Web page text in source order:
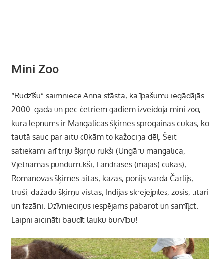
Mini Zoo
“Rudzīšu” saimniece Anna stāsta, ka īpašumu iegādājās
2000. gadā un pēc četriem gadiem izveidoja mini zoo,
kura lepnums ir Mangalicas šķirnes sprogainās cūkas, ko
tautā sauc par aitu cūkām to kažociņa dēļ. Šeit
satiekami arī triju šķirņu rukši (Ungāru mangalica,
Vjetnamas pundurrukši, Landrases (mājas) cūkas),
Romanovas šķirnes aitas, kazas, ponijs vārdā Čarlijs,
truši, dažādu šķirņu vistas, Indijas skrējējpīles, zosis, tītari
un fazāni. Dzīvnieciņus iespējams pabarot un samīļot.
Laipni aicināti baudīt lauku burvību!